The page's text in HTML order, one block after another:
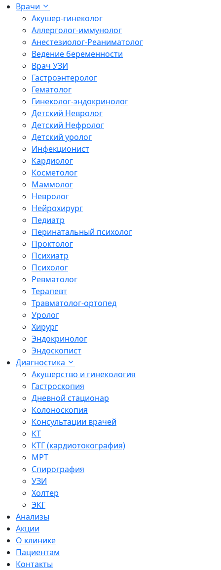
Врачи
Акушер-гинеколог
Аллерголог-иммунолог
Анестезиолог-Реаниматолог
Ведение беременности
Врач УЗИ
Гастроэнтеролог
Гематолог
Гинеколог-эндокринолог
Детский Невролог
Детский Нефролог
Детский уролог
Инфекционист
Кардиолог
Косметолог
Маммолог
Невролог
Нейрохирург
Педиатр
Перинатальный психолог
Проктолог
Психиатр
Психолог
Ревматолог
Терапевт
Травматолог-ортопед
Уролог
Хирург
Эндокринолог
Эндоскопист
Диагностика
Акушерство и гинекология
Гастроскопия
Дневной стационар
Колоноскопия
Консультации врачей
КТ
КТГ (кардиотокография)
МРТ
Спирография
УЗИ
Холтер
ЭКГ
Анализы
Акции
О клинике
Пациентам
Контакты